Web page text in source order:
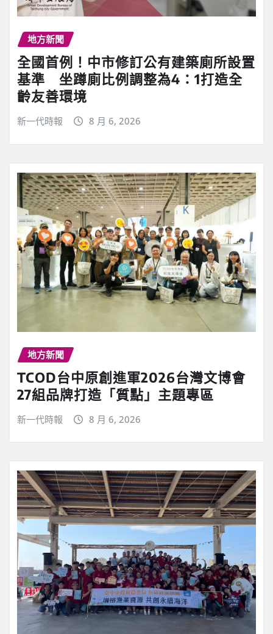
地方新聞
全國首例！中市修訂公有建築廁所設置
基準 坐蹲廁比例調整為4：1打造全
齡友善環境
新一代時報 8 月 6, 2026
地方新聞
TCOD台中原創進軍2026台灣文博會
27組品牌打造「質點」主題專區
新一代時報 8 月 6, 2026